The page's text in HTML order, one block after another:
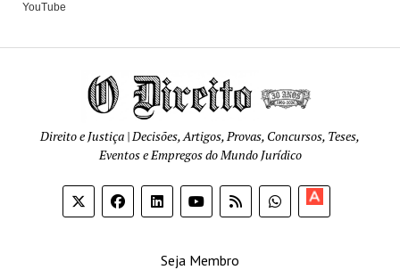
YouTube
Direito e Justiça | Decisões, Artigos, Provas, Concursos, Teses,
Eventos e Empregos do Mundo Jurídico
Seja Membro